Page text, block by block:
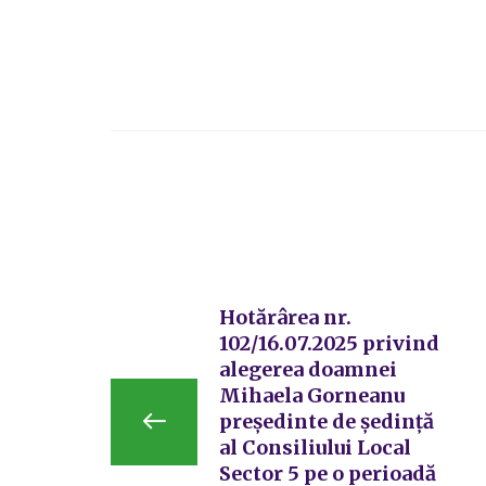
Hotărârea nr.
102/16.07.2025 privind
alegerea doamnei
Mihaela Gorneanu
preşedinte de şedinţă
al Consiliului Local
Sector 5 pe o perioadă